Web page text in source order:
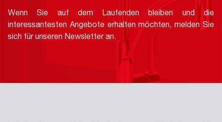
Wenn Sie auf dem Laufenden bleiben und die
interessantesten Angebote erhalten möchten, melden Sie
sich für unseren Newsletter an.